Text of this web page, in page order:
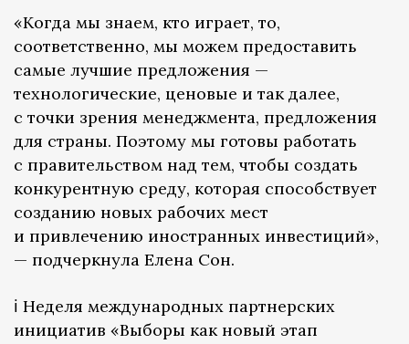
«Когда мы знаем, кто играет, то,
соответственно, мы можем предоставить
самые лучшие предложения —
технологические, ценовые и так далее,
с точки зрения менеджмента, предложения
для страны. Поэтому мы готовы работать
с правительством над тем, чтобы создать
конкурентную среду, которая способствует
созданию новых рабочих мест
и привлечению иностранных инвестиций»,
— подчеркнула Елена Сон.
ℹ️ Неделя международных партнерских
инициатив «Выборы как новый этап